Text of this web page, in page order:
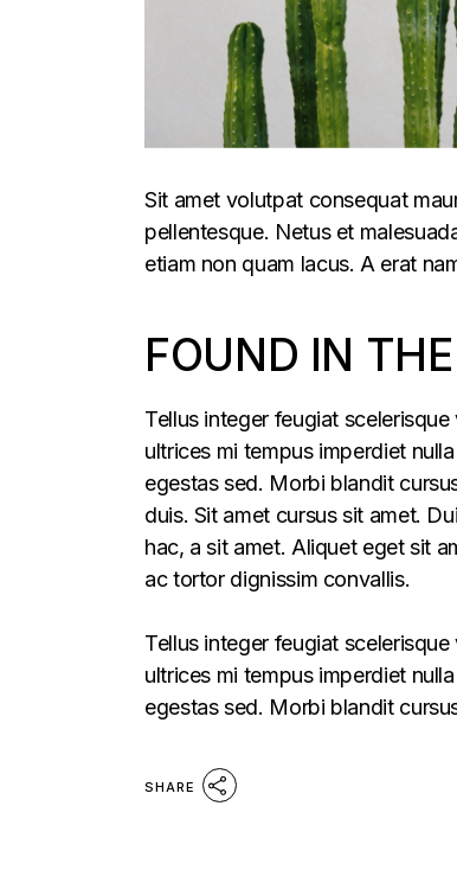
Sit amet volutpat consequat
pellentesque. Netus et
etiam non quam lacus. A erat
FOUND IN
Tellus integer feugiat
ultrices mi tempus imperdiet
egestas sed. Morbi blandit
duis. Sit amet cursus sit amet.
hac, a sit amet. Aliquet eget sit
ac tortor dignissim convallis.
Tellus integer feugiat
ultrices mi tempus imperdiet
egestas sed. Morbi blandit
SHARE